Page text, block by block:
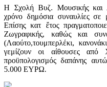
Η Σχολή Βυζ. Μουσικής και
χρόνο δημόσια συναυλίες σε
Επίσης κατ ἔτος
Ζωγραφικής, καθώς και
(Λαούτο,τουμπερλέκι,
γεμίζουν οι αίθουσες
προϋπολογισμός δαπάνης
5.000 ΕΥΡΩ.